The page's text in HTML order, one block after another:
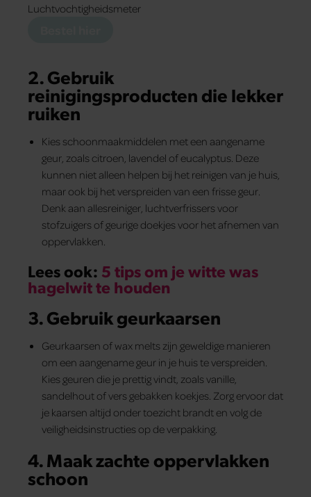
Luchtvochtigheidsmeter
2.Gebruik
reinigingsproducten die lekker
ruiken
Kies schoonmaakmiddelen met een aangename
geur, zoals citroen, lavendel of eucalyptus. Deze
kunnen niet alleen helpen bij het reinigen van je huis,
maar ook bij het verspreiden van een frisse geur.
Denk aan allesreiniger, luchtverfrissers voor
stofzuigers of geurige doekjes voor het afnemen van
oppervlakken.
Lees ook: 5 tips om je witte was
hagelwit te houden
3. Gebruik geurkaarsen
Geurkaarsen of wax melts zijn geweldige manieren
om een aangename geur in je huis te verspreiden.
Kies geuren die je prettig vindt, zoals vanille,
sandelhout of vers gebakken koekjes. Zorg ervoor dat
je kaarsen altijd onder toezicht brandt en volg de
veiligheidsinstructies op de verpakking.
4. Maak zachte oppervlakken
schoon